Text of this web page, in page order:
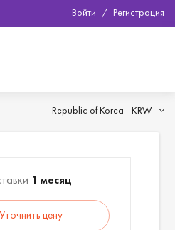
Войти / Регистрация
Republic of Korea - KRW
1 месяц
Уточнить цену